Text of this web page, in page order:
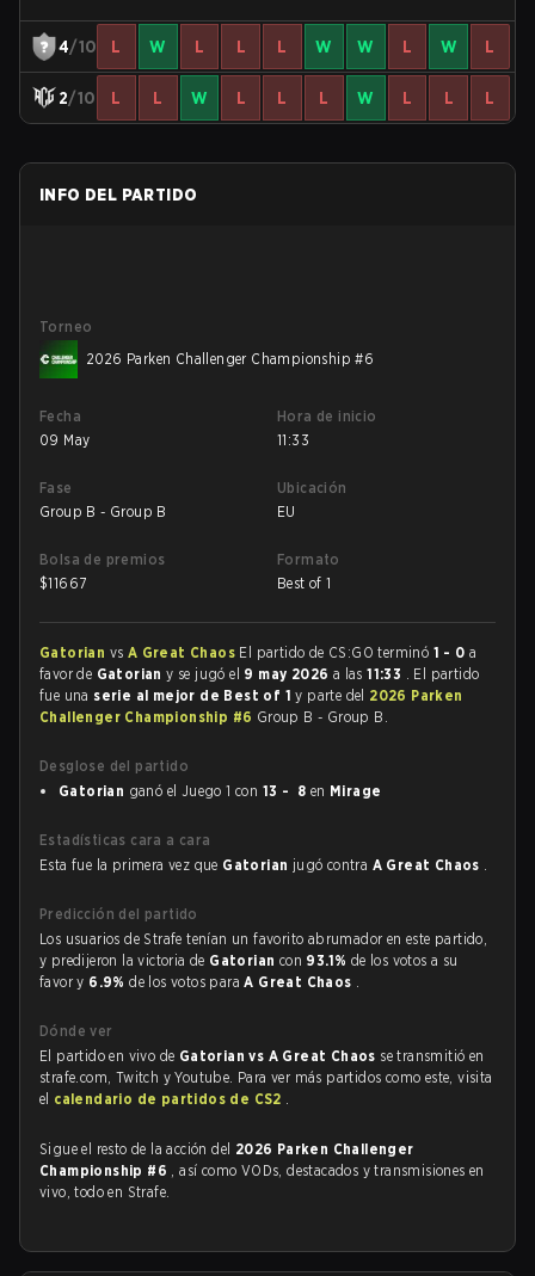
4/10 L W L L L W W L W L
2/10 L L W L L L W L L L
INFO DEL PARTIDO
Torneo
2026 Parken Challenger Championship #6
Fecha
09 May
Hora de inicio
11:33
Fase
Group B - Group B
Ubicación
EU
Bolsa de premios
$11667
Formato
Best of 1
Gatorian vs A Great Chaos El partido de CS:GO terminó 1 - 0 a
favor de Gatoriany se jugó el 9 may 2026 a las11:33 . El partido
fue una serie al mejor de Best of 1y parte del 2026 Parken
Challenger Championship #6 Group B - Group B.
Desglose del partido
Gatorian ganó el Juego 1 con 13 - 8 en Mirage
Estadísticas cara a cara
Esta fue la primera vez que Gatorian jugó contra A Great Chaos .
Predicción del partido
Los usuarios de Strafe tenían un favorito abrumador en este partido,
y predijeron la victoria de Gatorian con 93.1% de los votos a su
favor y 6.9%de los votos paraA Great Chaos .
Dónde ver
El partido en vivo de Gatorian vs A Great Chaos se transmitió en
strafe.com, Twitch y Youtube. Para ver más partidos como este, visita
el calendario de partidos de CS2 .
Sigue el resto de la acción del 2026 Parken Challenger
Championship #6 , así como VODs, destacados y transmisiones en
vivo, todo en Strafe.